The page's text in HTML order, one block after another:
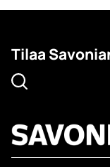
Tilaa